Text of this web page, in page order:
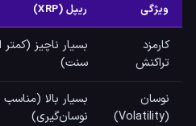
ویژگی ریپل (XRP)
کارمزد
تراکنش
بسیار ناچیز (کمتر
سنت)
نوسان
(Volatility)
بسیار بالا (مناسب
نوسان‌گیری)